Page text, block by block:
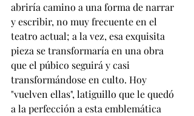
abriría camino a una forma de narrar
y escribir, no muy frecuente en el
teatro actual; a la vez, esa exquisita
pieza se transformaría en una obra
que el púbico seguirá y casi
transformándose en culto. Hoy
"vuelven ellas", latiguillo que le quedó
a la perfección a esta emblemática